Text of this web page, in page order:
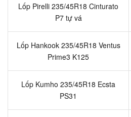
Lốp Pirelli 235/45R18 Cinturato
P7 tự vá
Lốp Hankook 235/45R18 Ventus
Prime3 K125
Lốp Kumho 235/45R18 Ecsta
PS31